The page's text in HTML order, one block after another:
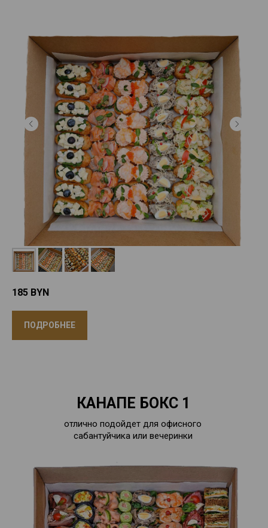
185 BYN
ПОДРОБНЕЕ
КАНАПЕ БОКС 1
отлично подойдет для офисного
сабантуйчика или вечеринки